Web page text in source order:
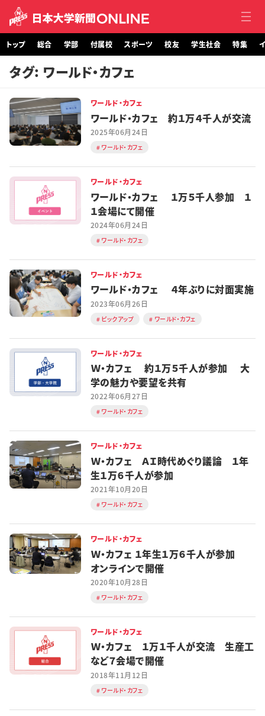
トップ
総合
学部・大学院
スポーツ
校友
特集・企画
イベント
購読
学生記者募集 お問い合わせ
トップ 総合 学部 付属校 スポーツ 校友 学生社会 特集
タグ: ワールド・カフェ
ワールド・カフェ
ワールド・カフェ 約１万４千人が交流
2025年06月24日
ワールド・カフェ
ワールド・カフェ
ワールド・カフェ １万５千人参加 １
１会場にて開催
2024年06月24日
ワールド・カフェ
ワールド・カフェ
ワールド・カフェ ４年ぶりに対面実施
2023年06月26日
ピックアップ ワールド・カフェ
ワールド・カフェ
Ｗ・カフェ 約１万５千人が参加 大
学の魅力や要望を共有
2022年06月27日
ワールド・カフェ
ワールド・カフェ
Ｗ・カフェ ＡＩ時代めぐり議論 １年
生１万６千人が参加
2021年10月20日
ワールド・カフェ
ワールド・カフェ
Ｗ・カフェ １年生１万６千人が参加
オンラインで開催
2020年10月28日
ワールド・カフェ
ワールド・カフェ
Ｗ・カフェ １万１千人が交流 生産工
など７会場で開催
2018年11月12日
ワールド・カフェ